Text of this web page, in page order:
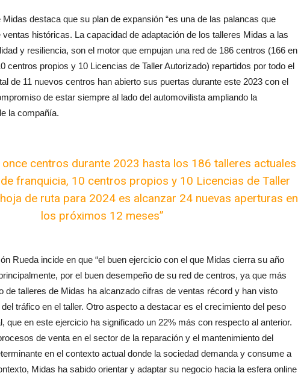
destaca que su plan de expansión “es una de las palancas que
históricas. La capacidad de adaptación de los talleres Midas a las
y resiliencia, son el motor que empujan una red de 186 centros (166 en
centros propios y 10 Licencias de Taller Autorizado) repartidos por todo el
de 11 nuevos centros han abierto sus puertas durante este 2023 con el
de estar siempre al lado del automovilista ampliando la
la compañía.
centros durante 2023 hasta los 186 talleres actuales
franquicia, 10 centros propios y 10 Licencias de Taller
de ruta para 2024 es alcanzar 24 nuevas aperturas en
los próximos 12 meses”
Rueda incide en que “el buen ejercicio con el que Midas cierra su año
por el buen desempeño de su red de centros, ya que más
de talleres de Midas ha alcanzado cifras de ventas récord y han visto
tráfico en el taller. Otro aspecto a destacar es el crecimiento del peso
que en este ejercicio ha significado un 22% más con respecto al anterior.
de venta en el sector de la reparación y el mantenimiento del
en el contexto actual donde la sociedad demanda y consume a
Midas ha sabido orientar y adaptar su negocio hacia la esfera online